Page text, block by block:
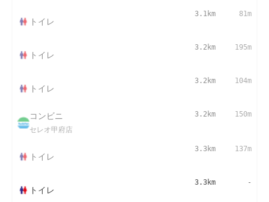
トイレ
3.1km 81m
トイレ
3.2km 195m
トイレ
3.2km 104m
コンビニ
セレオ甲府店
3.2km 150m
トイレ
3.3km 137m
トイレ
3.3km -